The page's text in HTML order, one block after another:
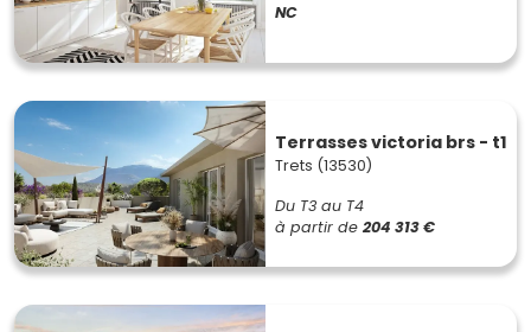
NC
Terrasses victoria brs - t1
Trets (13530)
Du T3 au T4
à partir de 204 313 €